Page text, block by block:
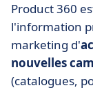
Product 360
l'information
marketing d'
nouvelles
(catalogues,